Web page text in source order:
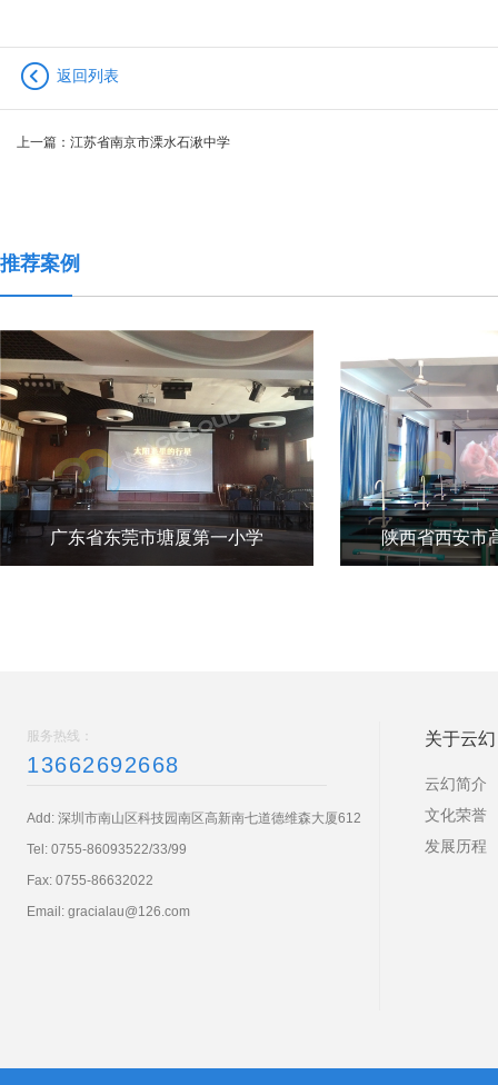
返回列表
上一篇： 江苏省南京市溧水石湫中学
推荐案例
广东省东莞市塘厦第一小学 陕西省西安市
服务热线：
13662692668
Add: 深圳市南山区科技园南区高新南七道德维森大厦612
Tel: 0755-86093522/33/99
Fax: 0755-86632022
Email: gracialau@126.com
关于云幻
云幻简介
文化荣誉
发展历程